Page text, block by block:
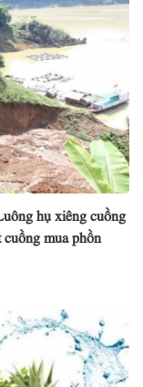
hụ xiêng cuồng
mua phồn